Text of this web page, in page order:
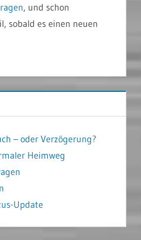
, und schon
sobald es einen neuen
– oder Verzögerung?
Heimweg
Update